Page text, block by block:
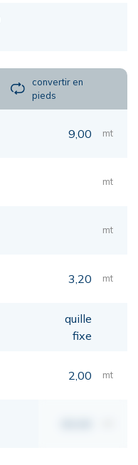
convertir en
pieds
9,00 mt
mt
mt
3,20 mt
quille
fixe
2,00 mt